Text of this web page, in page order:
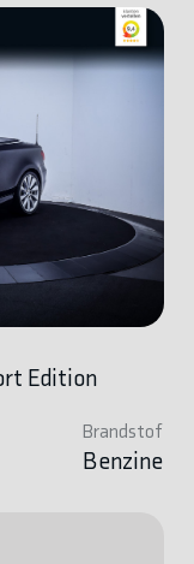
Edition
Brandstof
Benzine